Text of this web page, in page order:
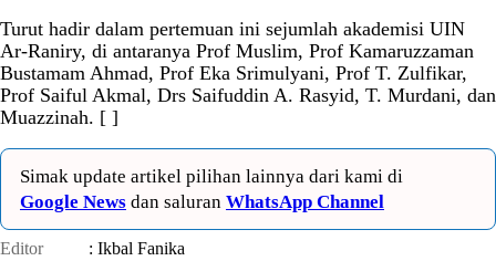
Turut hadir dalam pertemuan ini sejumlah akademisi UIN
Ar-Raniry, di antaranya Prof Muslim, Prof Kamaruzzaman
Bustamam Ahmad, Prof Eka Srimulyani, Prof T. Zulfikar,
Prof Saiful Akmal, Drs Saifuddin A. Rasyid, T. Murdani, dan
Muazzinah. [ ]
Simak update artikel pilihan lainnya dari kami di
Google News dan saluran WhatsApp Channel
Editor
: Ikbal Fanika